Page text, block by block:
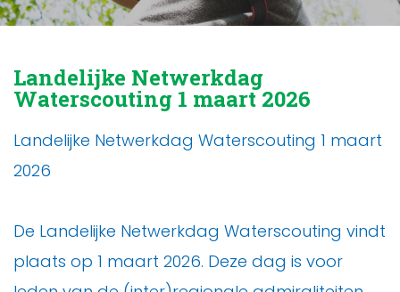
Landelijke Netwerkdag
Waterscouting 1 maart 2026
Landelijke Netwerkdag Waterscouting 1 maart
2026
De Landelijke Netwerkdag Waterscouting vindt
plaats op 1 maart 2026. Deze dag is voor